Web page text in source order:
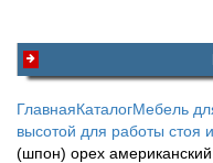
ГлавнаяКаталогМебель
высотой для работы стоя
(шпон) орех американский